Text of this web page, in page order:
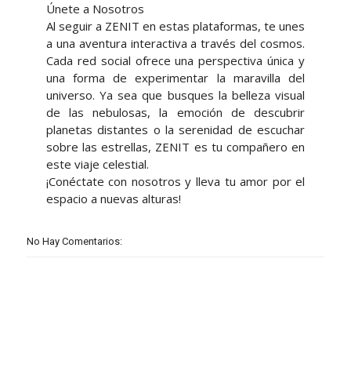
Únete a Nosotros
Al seguir a ZENIT en estas plataformas, te unes
a una aventura interactiva a través del cosmos.
Cada red social ofrece una perspectiva única y
una forma de experimentar la maravilla del
universo. Ya sea que busques la belleza visual
de las nebulosas, la emoción de descubrir
planetas distantes o la serenidad de escuchar
sobre las estrellas, ZENIT es tu compañero en
este viaje celestial.
¡Conéctate con nosotros y lleva tu amor por el
espacio a nuevas alturas!
No Hay Comentarios: